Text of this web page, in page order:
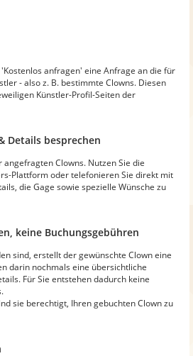
anfragen' eine Anfrage an die für
- also z. B. bestimmte Clowns. Diesen
Künstler-Profil-Seiten der
Details besprechen
Clowns. Nutzen Sie die
Plattform oder telefonieren Sie direkt mit
die Gage sowie spezielle Wünsche zu
keine Buchungsgebühren
sind, erstellt der gewünschte Clown eine
darin nochmals eine übersichtliche
Für Sie entstehen dadurch keine
sie berechtigt, Ihren gebuchten Clown zu